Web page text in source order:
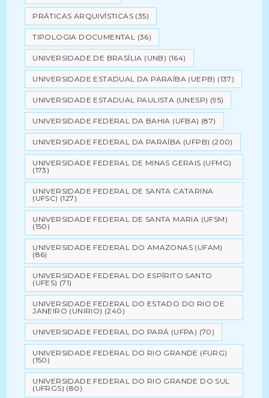
PRÁTICAS ARQUIVÍSTICAS (35)
TIPOLOGIA DOCUMENTAL (36)
UNIVERSIDADE DE BRASÍLIA (UNB) (164)
UNIVERSIDADE ESTADUAL DA PARAÍBA (UEPB) (137)
UNIVERSIDADE ESTADUAL PAULISTA (UNESP) (95)
UNIVERSIDADE FEDERAL DA BAHIA (UFBA) (87)
UNIVERSIDADE FEDERAL DA PARAÍBA (UFPB) (200)
UNIVERSIDADE FEDERAL DE MINAS GERAIS (UFMG)
(173)
UNIVERSIDADE FEDERAL DE SANTA CATARINA
(UFSC) (127)
UNIVERSIDADE FEDERAL DE SANTA MARIA (UFSM)
(150)
UNIVERSIDADE FEDERAL DO AMAZONAS (UFAM)
(86)
UNIVERSIDADE FEDERAL DO ESPÍRITO SANTO
(UFES) (71)
UNIVERSIDADE FEDERAL DO ESTADO DO RIO DE
JANEIRO (UNIRIO) (240)
UNIVERSIDADE FEDERAL DO PARÁ (UFPA) (70)
UNIVERSIDADE FEDERAL DO RIO GRANDE (FURG)
(150)
UNIVERSIDADE FEDERAL DO RIO GRANDE DO SUL
(UFRGS) (80)